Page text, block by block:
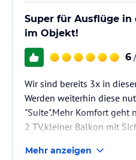
Super für Ausflüge
im Objekt!
6
Wir sind bereits 3x in
Werden weiterhin diese
"Suite".Mehr Komfort geht
2 TV,kleiner Balkon mit
Kinderspielplatz mit
Mehr anzeigen